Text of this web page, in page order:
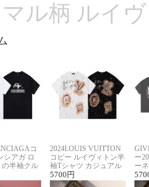
ル柄 ルイ
コ
シアガ ロ
の半袖クル
ャツ
2024LOUIS VUITTON
コピー ルイヴィトン半
袖Tシャツ カジュアル
に馴染む 2色展開
5700 円
ー
ー
ー